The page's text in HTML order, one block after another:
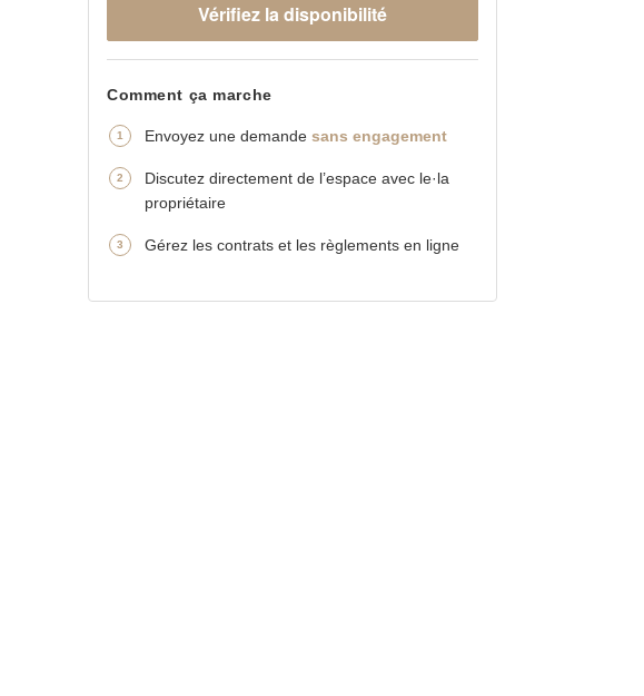
Vérifiez la disponibilité
Comment ça marche
Envoyez une demandesans engagement
Discutez directement de l’espace avec le·la
propriétaire
Gérez les contrats et les règlements en ligne